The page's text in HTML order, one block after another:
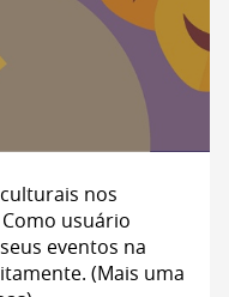
nos
usuário
eventos na
(Mais uma